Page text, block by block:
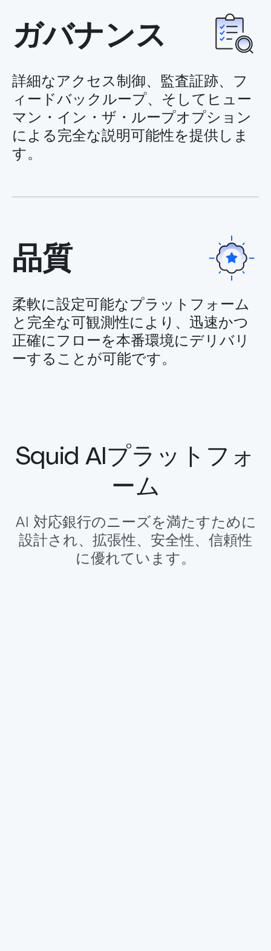
ガバナンス
詳細なアクセス制御、監査証跡、フ
ィードバックループ、そしてヒュー
マン・イン・ザ・ループオプション
による完全な説明可能性を提供しま
す。
品質
柔軟に設定可能なプラットフォーム
と完全な可観測性により、迅速かつ
正確にフローを本番環境にデリバリ
ーすることが可能です。
Squid AIプラットフォ
ーム
AI 対応銀行のニーズを満たすために
設計され、拡張性、安全性、信頼性
に優れています。